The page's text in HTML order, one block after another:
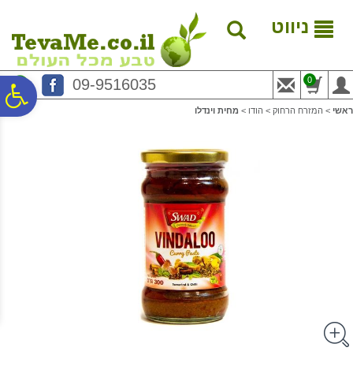
נגישות
המרכזי
ניווט
09-9516035 0
ראשי > המזרח הרחוק > הודו > מחית וינדלו